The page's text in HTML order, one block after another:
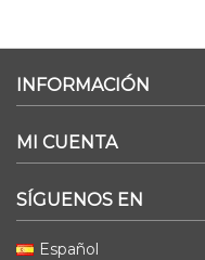
INFORMACIÓN
MI CUENTA
SÍGUENOS EN
Español